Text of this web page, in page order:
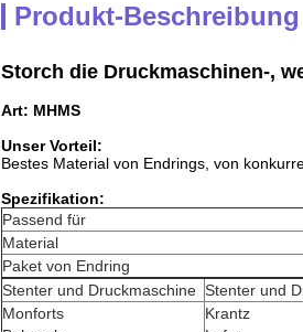
Produkt-Beschreibung
Storch die Druckmaschinen-,
Art: MHMS
Unser Vorteil:
Bestes Material von Endrings , von
Spezifikation:
Passend für
Material
Paket von Endring
Stenter und Druckmaschine Stenter und
Monforts
Krantz